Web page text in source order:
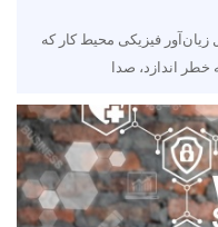
فیزیکی محیط کار که
اندازد، صدا